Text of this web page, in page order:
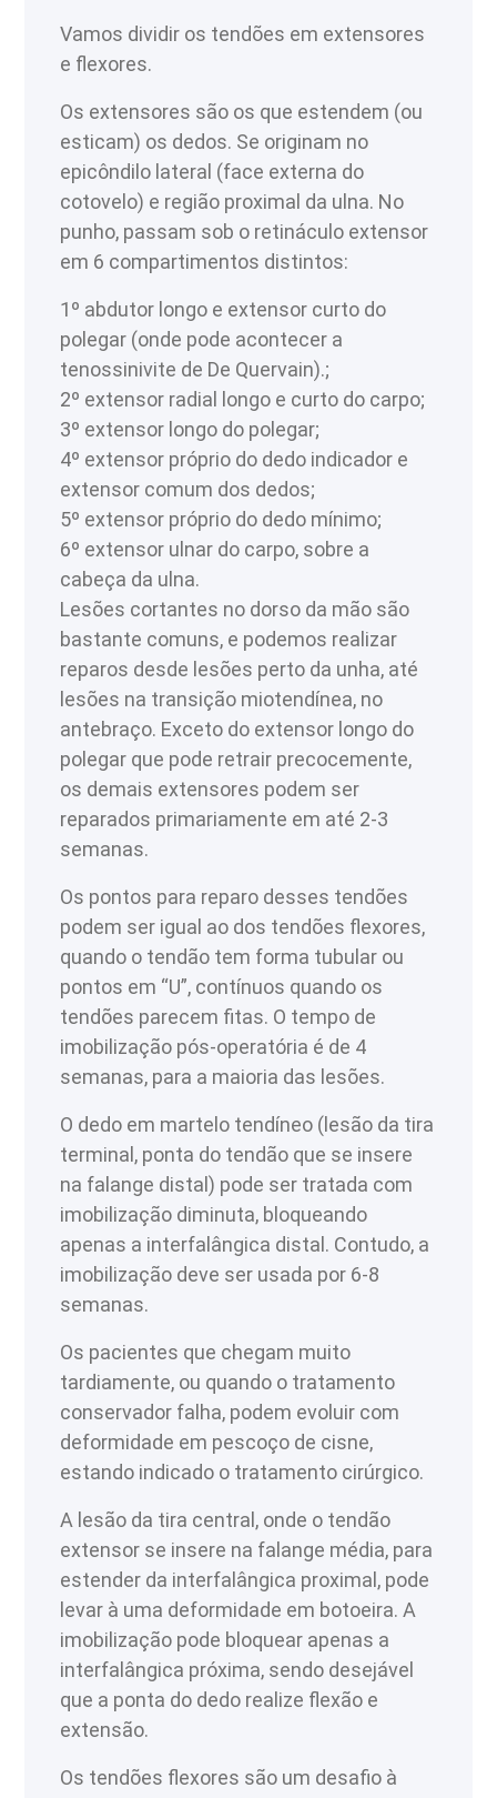
Vamos dividir os tendões em extensores
e flexores.
Os extensores são os que estendem (ou
esticam) os dedos. Se originam no
epicôndilo lateral (face externa do
cotovelo) e região proximal da ulna. No
punho, passam sob o retináculo extensor
em 6 compartimentos distintos:
1º abdutor longo e extensor curto do
polegar (onde pode acontecer a
tenossinivite de De Quervain).;
2º extensor radial longo e curto do carpo;
3º extensor longo do polegar;
4º extensor próprio do dedo indicador e
extensor comum dos dedos;
5º extensor próprio do dedo mínimo;
6º extensor ulnar do carpo, sobre a
cabeça da ulna.
Lesões cortantes no dorso da mão são
bastante comuns, e podemos realizar
reparos desde lesões perto da unha, até
lesões na transição miotendínea, no
antebraço. Exceto do extensor longo do
polegar que pode retrair precocemente,
os demais extensores podem ser
reparados primariamente em até 2-3
semanas.
Os pontos para reparo desses tendões
podem ser igual ao dos tendões flexores,
quando o tendão tem forma tubular ou
pontos em “U”, contínuos quando os
tendões parecem fitas. O tempo de
imobilização pós-operatória é de 4
semanas, para a maioria das lesões.
O dedo em martelo tendíneo (lesão da tira
terminal, ponta do tendão que se insere
na falange distal) pode ser tratada com
imobilização diminuta, bloqueando
apenas a interfalângica distal. Contudo, a
imobilização deve ser usada por 6-8
semanas.
Os pacientes que chegam muito
tardiamente, ou quando o tratamento
conservador falha, podem evoluir com
deformidade em pescoço de cisne,
estando indicado o tratamento cirúrgico.
A lesão da tira central, onde o tendão
extensor se insere na falange média, para
estender da interfalângica proximal, pode
levar à uma deformidade em botoeira. A
imobilização pode bloquear apenas a
interfalângica próxima, sendo desejável
que a ponta do dedo realize flexão e
extensão.
Os tendões flexores são um desafio à